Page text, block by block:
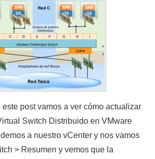
este post vamos a ver cómo actualizar
Switch Distribuido en VMware
a nuestro vCenter y nos vamos
> Resumen y vemos que la